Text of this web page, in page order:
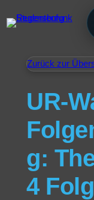
Zurück zur
UR-
g:
4